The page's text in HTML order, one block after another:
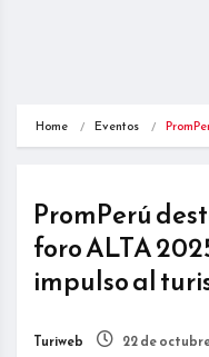
Home Eventos
PromPerú
foro ALTA
impulso al
Turiweb 22 de